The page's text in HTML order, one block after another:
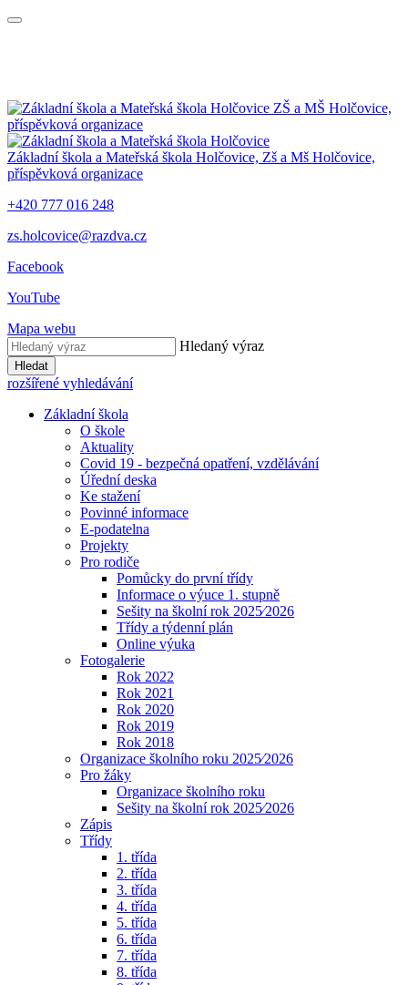
ZŠ a MŠ Holčovice,
příspěvková organizace
Základní škola a Mateřská škola Holčovice, Zš a Mš Holčovice,
příspěvková organizace
+420 777 016 248
zs.holcovice@razdva.cz
Facebook
YouTube
Mapa webu
Hledaný výraz
Hledat
rozšířené vyhledávání
Základní škola
O škole
Aktuality
Covid 19 - bezpečná opatření, vzdělávání
Úřední deska
Ke stažení
Povinné informace
E-podatelna
Projekty
Pro rodiče
Pomůcky do první třídy
Informace o výuce 1. stupně
Sešity na školní rok 2025⁄2026
Třídy a týdenní plán
Online výuka
Fotogalerie
Rok 2022
Rok 2021
Rok 2020
Rok 2019
Rok 2018
Organizace školního roku 2025⁄2026
Pro žáky
Organizace školního roku
Sešity na školní rok 2025⁄2026
Zápis
Třídy
1. třída
2. třída
3. třída
4. třída
5. třída
6. třída
7. třída
8. třída